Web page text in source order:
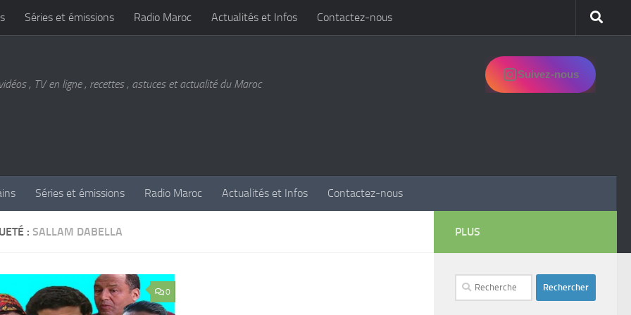
Séries et émissions Radio Maroc Actualités et Infos Contactez-nous
, TV en ligne , recettes , astuces et actualité du Maroc
Suivez-nous
Séries et émissions Radio Maroc Actualités et Infos Contactez-nous
: SALLAM DABELLA
0
PLUS
Rechercher :